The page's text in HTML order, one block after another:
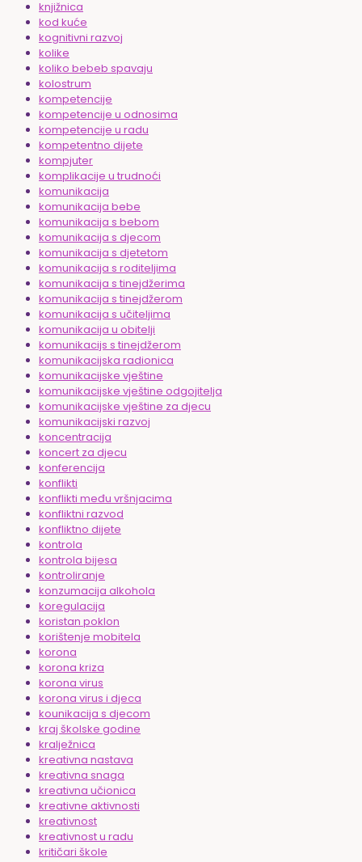
knjižnica
kod kuće
kognitivni razvoj
kolike
koliko bebeb spavaju
kolostrum
kompetencije
kompetencije u odnosima
kompetencije u radu
kompetentno dijete
kompjuter
komplikacije u trudnoći
komunikacija
komunikacija bebe
komunikacija s bebom
komunikacija s djecom
komunikacija s djetetom
komunikacija s roditeljima
komunikacija s tinejdžerima
komunikacija s tinejdžerom
komunikacija s učiteljima
komunikacija u obitelji
komunikacijs s tinejdžerom
komunikacijska radionica
komunikacijske vještine
komunikacijske vještine odgojitelja
komunikacijske vještine za djecu
komunikacijski razvoj
koncentracija
koncert za djecu
konferencija
konflikti
konflikti među vršnjacima
konfliktni razvod
konfliktno dijete
kontrola
kontrola bijesa
kontroliranje
konzumacija alkohola
koregulacija
koristan poklon
korištenje mobitela
korona
korona kriza
korona virus
korona virus i djeca
kounikacija s djecom
kraj školske godine
kralježnica
kreativna nastava
kreativna snaga
kreativna učionica
kreativne aktivnosti
kreativnost
kreativnost u radu
kritičari škole